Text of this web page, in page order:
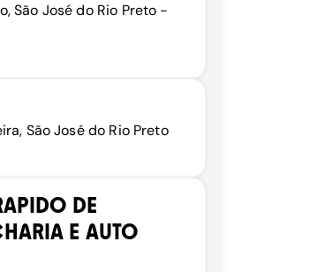
São José do Rio Preto -
São José do Rio Preto
DE
E AUTO